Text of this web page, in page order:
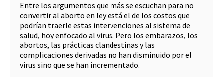
Entre los argumentos que más se escuchan para no
convertir al aborto en ley está el de los costos que
podrían traerle estas intervenciones al sistema de
salud, hoy enfocado al virus. Pero los embarazos, los
abortos, las prácticas clandestinas y las
complicaciones derivadas no han disminuido por el
virus sino que se han incrementado.